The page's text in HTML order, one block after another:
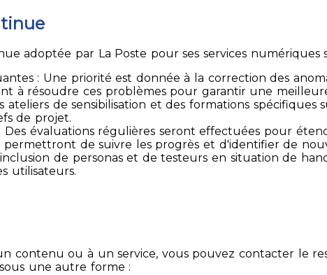
adoptée par La Poste pour ses services numériques
: Une priorité est donnée à la correction des
à résoudre ces problèmes pour garantir une
ateliers de sensibilisation et des formations
de projet.
évaluations régulières seront effectuées pour
permettront de suivre les progrès et d'identifier de
de personas et de testeurs en situation de
utilisateurs.
un contenu ou à un service, vous pouvez contacter le
une autre forme :